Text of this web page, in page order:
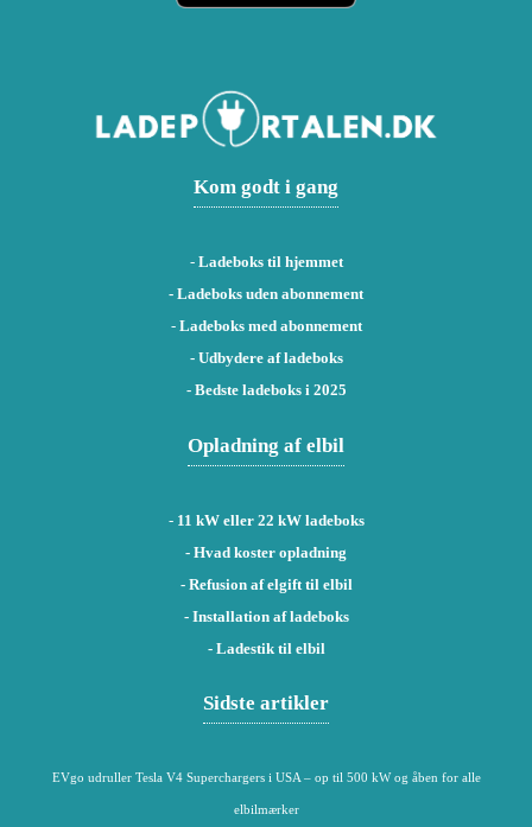
Kom godt i gang
- Ladeboks til hjemmet
- Ladeboks uden abonnement
- Ladeboks med abonnement
- Udbydere af ladeboks
- Bedste ladeboks i 2025
Opladning af elbil
- 11 kW eller 22 kW ladeboks
- Hvad koster opladning
- Refusion af elgift til elbil
- Installation af ladeboks
- Ladestik til elbil
Sidste artikler
EVgo udruller Tesla V4 Superchargers i USA – op til 500 kW og åben for alle
elbilmærker